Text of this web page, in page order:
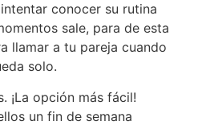
conocer su rutina
sale, para de esta
llamar a tu pareja cuando
solo.
¡La opción más fácil!
un fin de semana